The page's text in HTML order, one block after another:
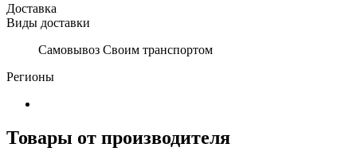
Доставка
Виды доставки
Самовывоз Своим транспортом
Регионы
Товары от производителя